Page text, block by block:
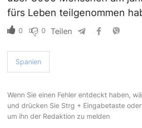
fürs Leben teilgenommen
0 0 Teilen
Spanien
Wenn Sie einen Fehler entdeckt haben,
und drücken Sie Strg + Eingabetaste oder
um ihn der Redaktion zu melden